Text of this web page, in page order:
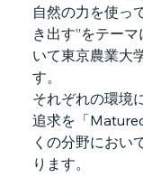
自然の力を使っ
き出す”をテー
いて東京農業大
す。
それぞれの環境
追求を「
くの分野におい
ります。